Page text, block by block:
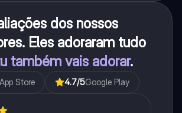
dos nossos
Eles adoraram tudo
também vais adorar.
App Store 4.7/5Google Play